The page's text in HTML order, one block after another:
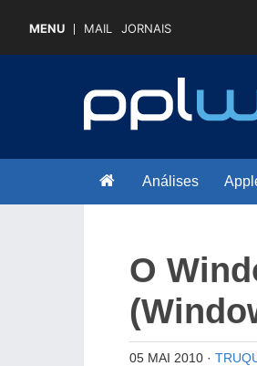
MENU MAIL JORNAIS
Análises
O
05 MAI 2010 ·